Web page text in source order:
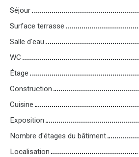
Séjour
Surface terrasse
Salle d'eau
WC
Étage
Construction
Cuisine
Exposition
Nombre d'étages du bâtiment
Localisation